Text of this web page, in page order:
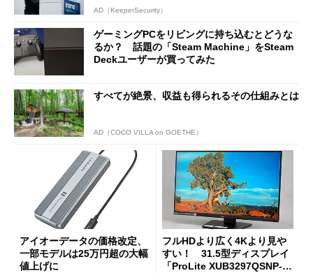
AD（KeeperSecurity）
ゲーミングPCをリビングに持ち込むとどうな
るか？ 話題の「Steam Machine」をSteam
Deckユーザーが買ってみた
すべてが絶景、収益も得られるその仕組みとは
AD（COCO VILLA on GOETHE）
アイオーデータの価格改定、
一部モデルは25万円超の大幅
値上げに
フルHDより広く4Kより見や
すい！ 31.5型ディスプレイ
「ProLite XUB3297QSNP-B